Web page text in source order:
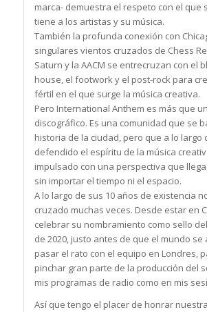
marca- demuestra el respeto con el que
tiene a los artistas y su música.
También la profunda conexión con
singulares vientos cruzados de Chess
Saturn y la AACM se entrecruzan con el
house, el footwork y el post-rock para
fértil en el que surge la música creativa.
Pero International Anthem es más que
discográfico. Es una comunidad que se
historia de la ciudad, pero que a lo largo
defendido el espíritu de la música
impulsado con una perspectiva que
sin importar el tiempo ni el espacio.
A lo largo de sus 10 años de existencia
cruzado muchas veces. Desde estar en
celebrar su nombramiento como sello
de 2020, justo antes de que el mundo se
pasar el rato con el equipo en Londres,
pinchar gran parte de la producción del
mis programas de radio como en mis
Así que tengo el placer de honrar